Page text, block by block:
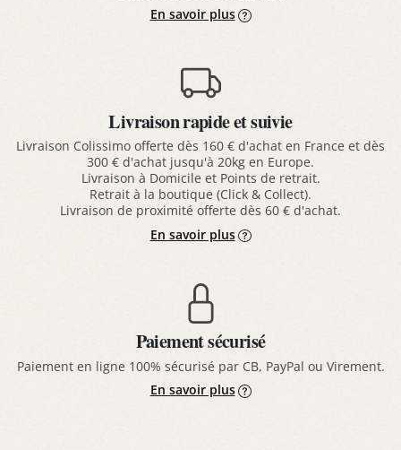
En savoir plus
Livraison rapide et suivie
Livraison Colissimo offerte dès 160 € d'achat en France et dès
300 € d'achat jusqu'à 20kg en Europe.
Livraison à Domicile et Points de retrait.
Retrait à la boutique (Click & Collect).
Livraison de proximité offerte dès 60 € d'achat.
En savoir plus
Paiement sécurisé
Paiement en ligne 100% sécurisé par CB, PayPal ou Virement.
En savoir plus